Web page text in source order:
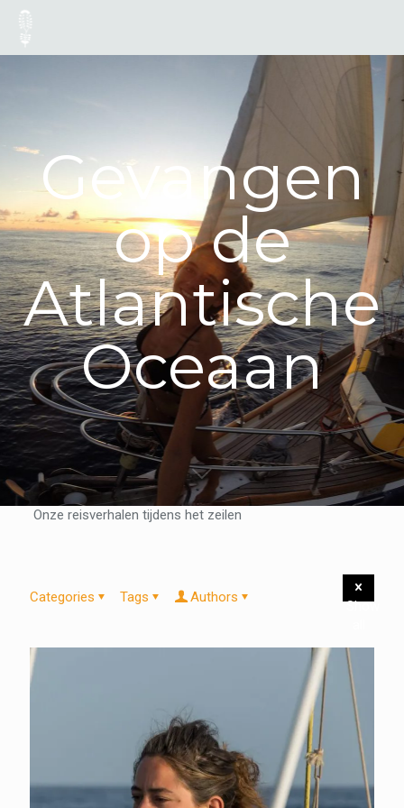
Gevangen
op de
Atlantische
Oceaan
Onze reisverhalen tijdens het zeilen
Categories Tags Authors
Show